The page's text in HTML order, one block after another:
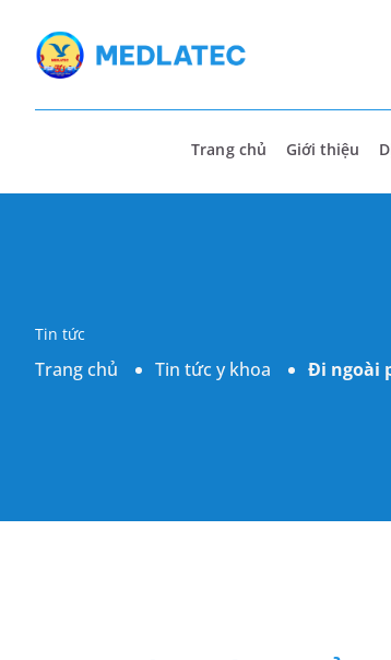
Trang chủ Giới thiệu
Tin tức
Trang chủ Tin tức y khoa Đi ngoài